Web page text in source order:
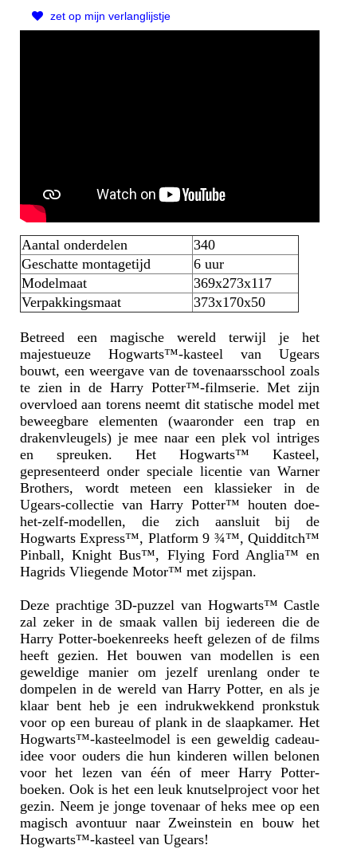
zet op mijn verlanglijstje
Aantal onderdelen
340
Geschatte montagetijd
6 uur
Modelmaat
369х273х117
Verpakkingsmaat
373х170х50
Betreed een magische wereld terwijl je het
majestueuze Hogwarts™-kasteel van Ugears
bouwt, een weergave van de tovenaarsschool zoals
te zien in de Harry Potter™-filmserie. Met zijn
overvloed aan torens neemt dit statische model met
beweegbare elementen (waaronder een trap en
drakenvleugels) je mee naar een plek vol intriges
en spreuken. Het Hogwarts™ Kasteel,
gepresenteerd onder speciale licentie van Warner
Brothers, wordt meteen een klassieker in de
Ugears-collectie van Harry Potter™ houten doe-
het-zelf-modellen, die zich aansluit bij de
Hogwarts Express™, Platform 9 ¾™, Quidditch™
Pinball, Knight Bus™, Flying Ford Anglia™ en
Hagrids Vliegende Motor™ met zijspan.
Deze prachtige 3D-puzzel van Hogwarts™ Castle
zal zeker in de smaak vallen bij iedereen die de
Harry Potter-boekenreeks heeft gelezen of de films
heeft gezien. Het bouwen van modellen is een
geweldige manier om jezelf urenlang onder te
dompelen in de wereld van Harry Potter, en als je
klaar bent heb je een indrukwekkend pronkstuk
voor op een bureau of plank in de slaapkamer. Het
Hogwarts™-kasteelmodel is een geweldig cadeau-
idee voor ouders die hun kinderen willen belonen
voor het lezen van één of meer Harry Potter-
boeken. Ook is het een leuk knutselproject voor het
gezin. Neem je jonge tovenaar of heks mee op een
magisch avontuur naar Zweinstein en bouw het
Hogwarts™-kasteel van Ugears!